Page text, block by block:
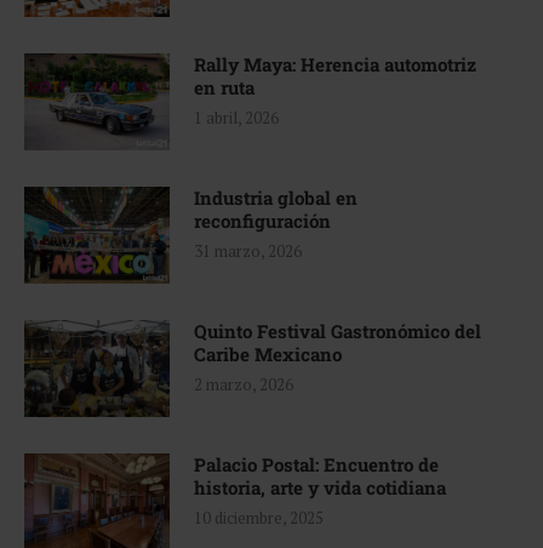
Rally Maya: Herencia automotriz
en ruta
1 abril, 2026
Industria global en
reconfiguración
31 marzo, 2026
Quinto Festival Gastronómico del
Caribe Mexicano
2 marzo, 2026
Palacio Postal: Encuentro de
historia, arte y vida cotidiana
10 diciembre, 2025